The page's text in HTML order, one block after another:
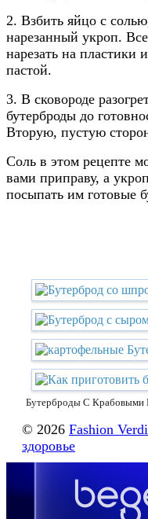
2. Взбить яйцо с
нарезанный укроп.
нарезать на пластики
пастой.
3. В сковороде
бутерброды до
Вторую, пустую
Соль в этом рецепте
вами приправу, а
посыпать им готовые
Бутерброды С Крабовыми
© 2026 Fashion
здоровье